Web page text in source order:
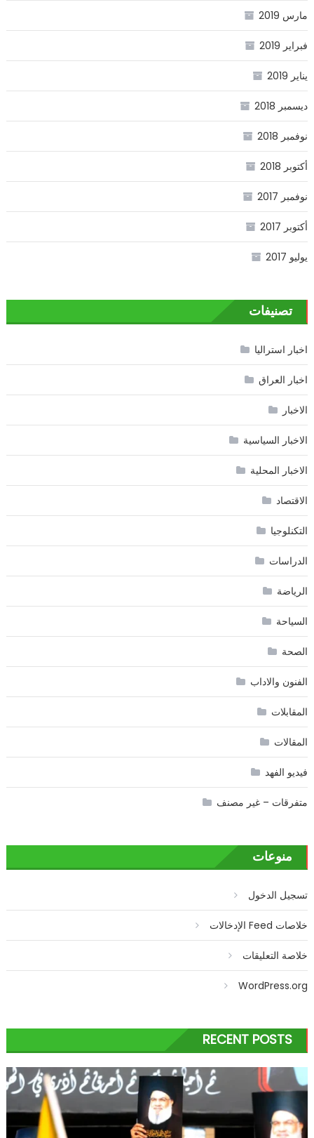
مارس 2019
فبراير 2019
يناير 2019
ديسمبر 2018
نوفمبر 2018
أكتوبر 2018
نوفمبر 2017
أكتوبر 2017
يوليو 2017
تصنيفات
اخبار استراليا
اخبار العراق
الاخبار
الاخبار السياسية
الاخبار المحلية
الاقتصاد
التكنلوجيا
الدراسات
الرياضة
السياحة
الصحة
الفنون والاداب
المقابلات
المقالات
فيديو الفهد
متفرقات – غير مصنف
منوعات
تسجيل الدخول
خلاصات Feed الإدخالات
خلاصة التعليقات
WordPress.org
RECENT POSTS